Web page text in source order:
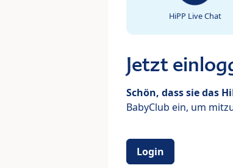
HiPP Live Chat
Jetzt
Schön, dass sie das
BabyClub ein, um
Login